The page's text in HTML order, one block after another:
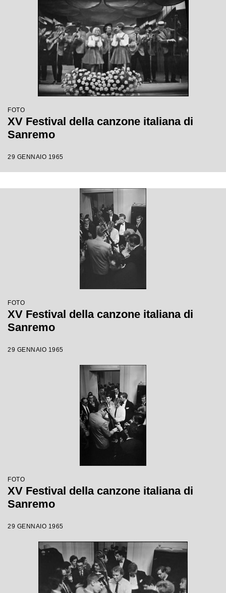
FOTO
XV Festival della canzone italiana di
Sanremo
29 GENNAIO 1965
FOTO
XV Festival della canzone italiana di
Sanremo
29 GENNAIO 1965
FOTO
XV Festival della canzone italiana di
Sanremo
29 GENNAIO 1965